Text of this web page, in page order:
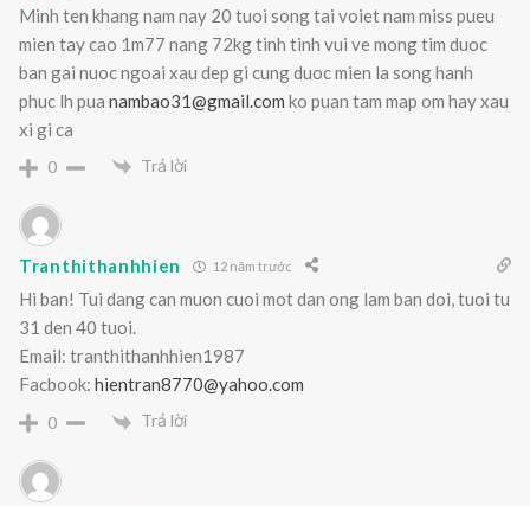
Minh ten khang nam nay 20 tuoi song tai voiet nam miss pueu
mien tay cao 1m77 nang 72kg tinh tinh vui ve mong tim duoc
ban gai nuoc ngoai xau dep gi cung duoc mien la song hanh
phuc lh pua nambao31@gmail.com ko puan tam map om hay xau
xi gi ca
0 Trả lời
Tranthithanhhien 12 năm trước
Hi ban! Tui dang can muon cuoi mot dan ong lam ban doi, tuoi tu
31 den 40 tuoi.
Email: tranthithanhhien1987
Facbook: hientran8770@yahoo.com
0 Trả lời